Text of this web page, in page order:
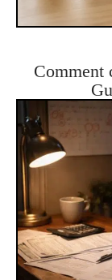
Comment